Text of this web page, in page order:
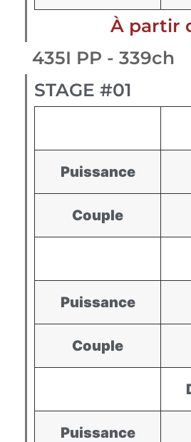
À partir
435I PP - 339ch
STAGE #01
Puissance
Couple
Puissance
Couple
Puissance